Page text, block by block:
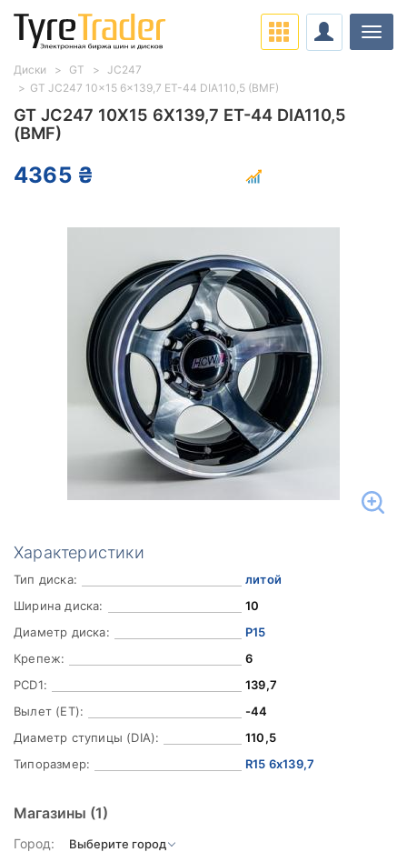
GT JC247 10X15 6X139,7 ET-44 DIA110,5
(BMF)
4365 ₴
Характеристики
Тип диска:
литой
Ширина диска:
10
Диаметр диска:
Р15
Крепеж:
6
PCD1:
139,7
Вылет (ET):
-44
Диаметр ступицы (DIA):
110,5
Типоразмер:
R15 6x139,7
Магазины (1)
Город:
Диски GT
JC247
GT JC247 10x15 6x139,7 ET-44 DIA110,5 (BMF)